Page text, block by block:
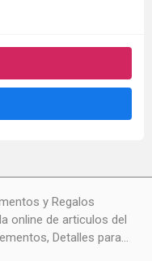
y Regalos
online de articulos del
Detalles para...